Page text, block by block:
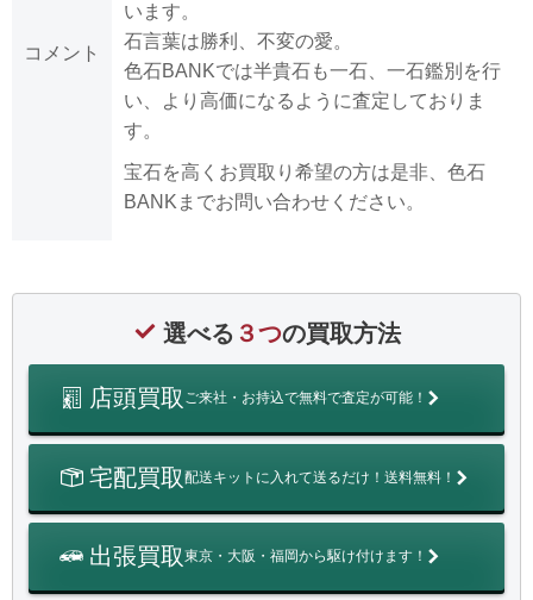
コメント
います。
石言葉は勝利、不変の愛。
色石BANKでは半貴石も一石、一石鑑別を行
い、より高価になるように査定しておりま
す。
宝石を高くお買取り希望の方は是非、色石
BANKまでお問い合わせください。
選べる ３つの買取方法
店頭買取 ご来社・お持込で無料で査定が可能！
宅配買取配送キットに入れて送るだけ！送料無料！
出張買取東京・大阪・福岡から駆け付けます！